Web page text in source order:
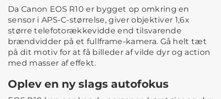
Da Canon EOS R10 er bygget op omkring en
sensor i APS-C-størrelse, giver objektiver 1,6x
større telefotorækkevidde end tilsvarende
brændvidder på et fullframe-kamera. Gå helt tæt
på dit motiv for at få billeder af vilde dyr og action
med masser af effekt.
Oplev en ny slags autofokus